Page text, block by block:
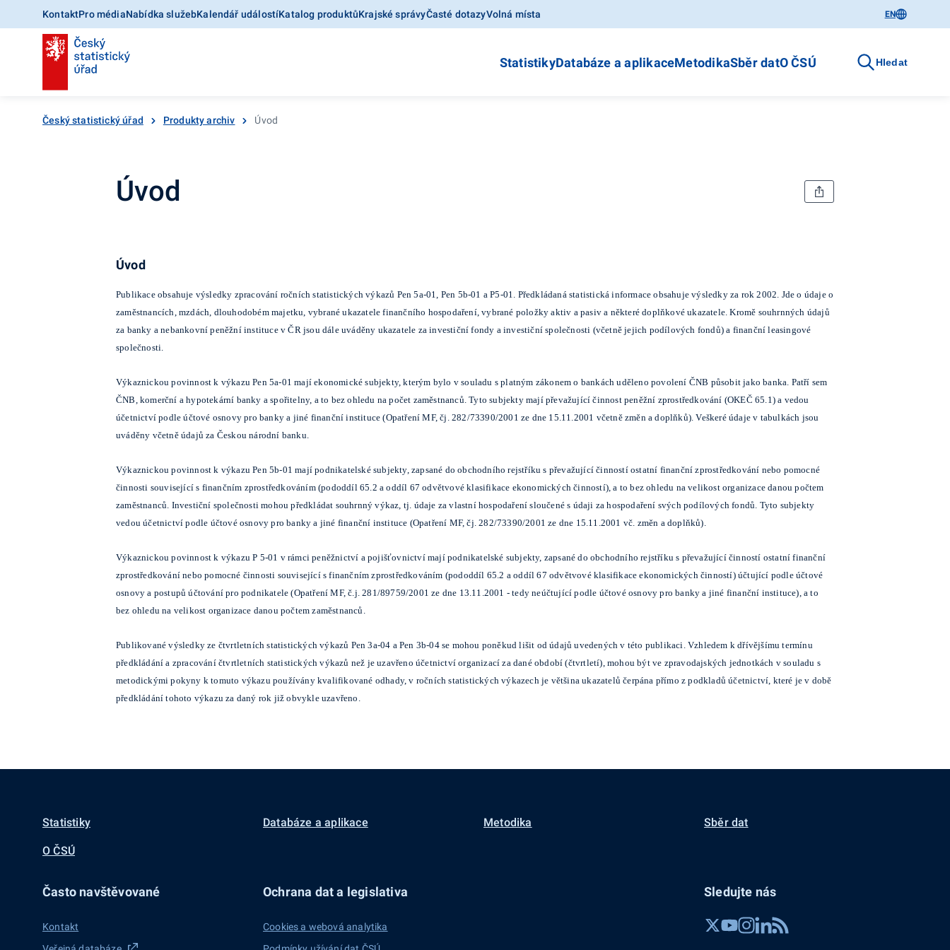
KontaktPro médiaNabídka služebKalendář událostíKatalog produktůKrajské správyČasté dotazyVolná místa EN
StatistikyDatabáze a aplikaceMetodikaSběr datO ČSÚ Hledat
Český statistický úřad Produkty archiv Úvod
Úvod
Úvod
Publikace obsahuje výsledky zpracování ročních statistických výkazů Pen 5a-01, Pen 5b-01 a P5-01. Předkládaná statistická informace obsahuje výsledky za rok 2002. Jde o údaje o
zaměstnancích, mzdách, dlouhodobém majetku, vybrané ukazatele finančního hospodaření, vybrané položky aktiv a pasiv a některé doplňkové ukazatele. Kromě souhrnných údajů
za banky a nebankovní peněžní instituce v ČR jsou dále uváděny ukazatele za investiční fondy a investiční společnosti (včetně jejich podílových fondů) a finanční leasingové
společnosti.
Výkaznickou povinnost k výkazu Pen 5a-01 mají ekonomické subjekty, kterým bylo v souladu s platným zákonem o bankách uděleno povolení ČNB působit jako banka. Patří sem
ČNB, komerční a hypotekární banky a spořitelny, a to bez ohledu na počet zaměstnanců. Tyto subjekty mají převažující činnost peněžní zprostředkování (OKEČ 65.1) a vedou
účetnictví podle účtové osnovy pro banky a jiné finanční instituce (Opatření MF, čj. 282/73390/2001 ze dne 15.11.2001 včetně změn a doplňků). Veškeré údaje v tabulkách jsou
uváděny včetně údajů za Českou národní banku.
Výkaznickou povinnost k výkazu Pen 5b-01 mají podnikatelské subjekty, zapsané do obchodního rejstříku s převažující činností ostatní finanční zprostředkování nebo pomocné
činnosti související s finančním zprostředkováním (pododdíl 65.2 a oddíl 67 odvětvové klasifikace ekonomických činností), a to bez ohledu na velikost organizace danou počtem
zaměstnanců. Investiční společnosti mohou předkládat souhrnný výkaz, tj. údaje za vlastní hospodaření sloučené s údaji za hospodaření svých podílových fondů. Tyto subjekty
vedou účetnictví podle účtové osnovy pro banky a jiné finanční instituce (Opatření MF, čj. 282/73390/2001 ze dne 15.11.2001 vč. změn a doplňků).
Výkaznickou povinnost k výkazu P 5-01 v rámci peněžnictví a pojišťovnictví mají podnikatelské subjekty, zapsané do obchodního rejstříku s převažující činností ostatní finanční
zprostředkování nebo pomocné činnosti související s finančním zprostředkováním (pododdíl 65.2 a oddíl 67 odvětvové klasifikace ekonomických činností) účtující podle účtové
osnovy a postupů účtování pro podnikatele (Opatření MF, č.j. 281/89759/2001 ze dne 13.11.2001 - tedy neúčtující podle účtové osnovy pro banky a jiné finanční instituce), a to
bez ohledu na velikost organizace danou počtem zaměstnanců.
Publikované výsledky ze čtvrtletních statistických výkazů Pen 3a-04 a Pen 3b-04 se mohou poněkud lišit od údajů uvedených v této publikaci. Vzhledem k dřívějšímu termínu
předkládání a zpracování čtvrtletních statistických výkazů než je uzavřeno účetnictví organizací za dané období (čtvrtletí), mohou být ve zpravodajských jednotkách v souladu s
metodickými pokyny k tomuto výkazu používány kvalifikované odhady, v ročních statistických výkazech je většina ukazatelů čerpána přímo z podkladů účetnictví, které je v době
předkládání tohoto výkazu za daný rok již obvykle uzavřeno.
Statistiky Databáze a aplikace Metodika Sběr dat
O ČSÚ
Často navštěvované
Kontakt
Ochrana dat a legislativa
Cookies a webová analytika
Sledujte nás